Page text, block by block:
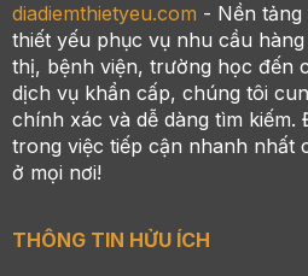
diadiemthietyeu.com - Nền
thiết yếu phục vụ nhu cầu
thị, bệnh viện, trường học đến
dịch vụ khẩn cấp, chúng tôi
chính xác và dễ dàng tìm
trong việc tiếp cận nhanh nhất
ở mọi nơi!
THÔNG TIN HỬU ÍCH